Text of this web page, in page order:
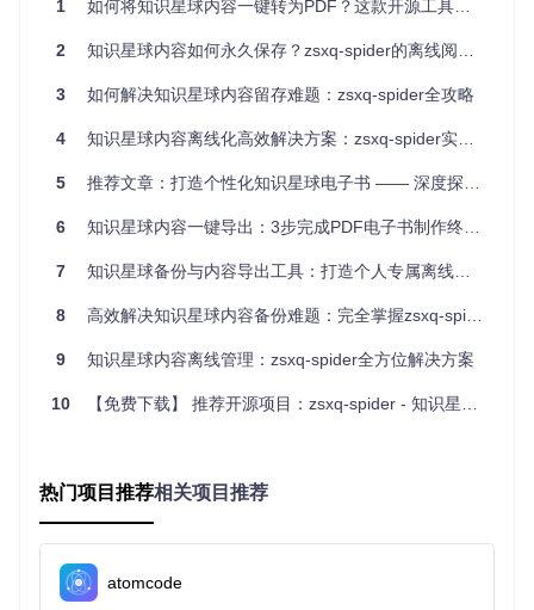
究
FROM_DATE_TO_DATE
=True
⭐⭐ 高
最佳实践卡片：核心参数配置
访问令牌获取
络"面板，筛选包含"zsxq_access_token"的请求头信息。
免爬取中断。
模块化实施路径：从配置到PDF的全流程
环境准备的双路径选择
基础版（快速启动）
安装Python 3.7+环境
下载并配置wkhtmltopdf工具（需添加至系统环境变量）
进阶版（性能优化）
使用虚拟环境隔离依赖：
1 如何将知识星球内容一键转为PDF？这款开源工具让离线学习效率提升300%
2 知识星球内容如何永久保存？zsxq-spider的离线阅读解决方案
3 如何解决知识星球内容留存难题：zsxq-spider全攻略
4 知识星球内容离线化高效解决方案：zsxq-spider实战指南
5 推荐文章：打造个性化知识星球电子书 —— 深度探索 zsxq-spider 开源项目
6 知识星球内容一键导出：3步完成PDF电子书制作终极指南
7 知识星球备份与内容导出工具：打造个人专属离线学习方案
8 高效解决知识星球内容备份难题：完全掌握zsxq-spider从爬取到PDF的知识管理方案
9 知识星球内容离线管理：zsxq-spider全方位解决方案
10 【免费下载】 推荐开源项目：zsxq-spider - 知识星球内容转PDF利器
热门项目推荐相关项目推荐
atomcode